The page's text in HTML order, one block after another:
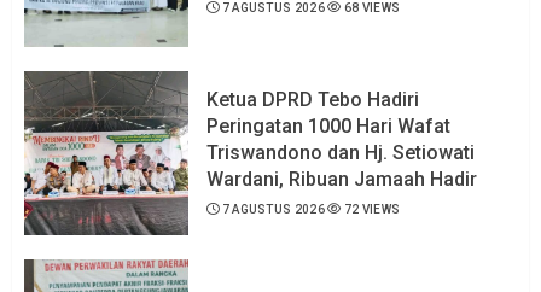
7 AGUSTUS 2026 68 VIEWS
Ketua DPRD Tebo Hadiri
Peringatan 1000 Hari Wafat
Triswandono dan Hj. Setiowati
Wardani, Ribuan Jamaah Hadir
7 AGUSTUS 2026 72 VIEWS